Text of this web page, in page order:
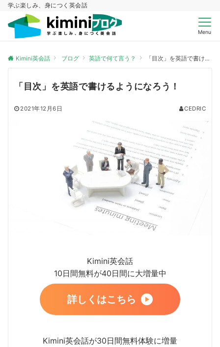
学ぶ楽しみ、身につく英会話
Menu
Kimini英会話 ブログ 英語で何て言う？ 「目次」を英語で書けるようになろう！
「目次」を英語で書けるようになろう！
2021年12月6日 CEDRIC
Kimini英会話
10日間無料が40日間に大増量中
詳しくはこちら
Kimini英会話が30日間無料体験に増量